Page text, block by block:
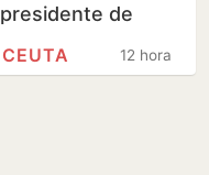
presidente de
12 horas
CEUTA